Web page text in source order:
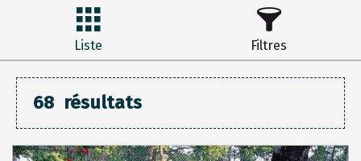
Liste Filtres
68 résultats